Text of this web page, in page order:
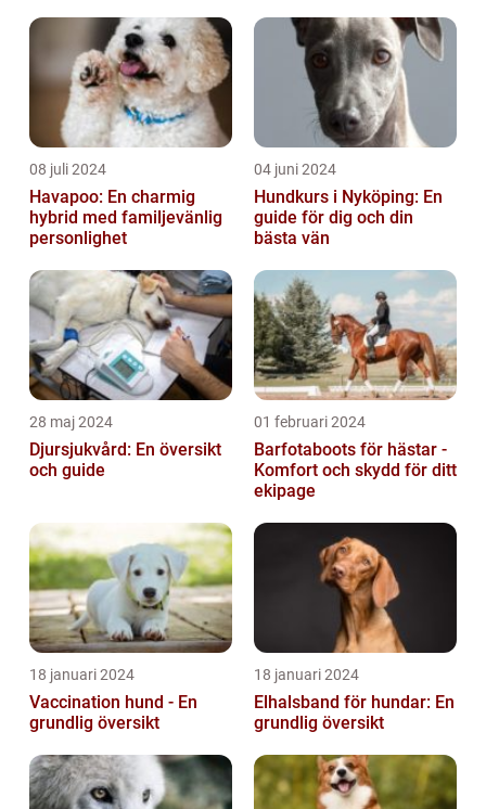
08 juli 2024
Havapoo: En charmig
hybrid med familjevänlig
personlighet
04 juni 2024
Hundkurs i Nyköping: En
guide för dig och din
bästa vän
28 maj 2024
Djursjukvård: En översikt
och guide
01 februari 2024
Barfotaboots för hästar -
Komfort och skydd för ditt
ekipage
18 januari 2024
Vaccination hund - En
grundlig översikt
18 januari 2024
Elhalsband för hundar: En
grundlig översikt